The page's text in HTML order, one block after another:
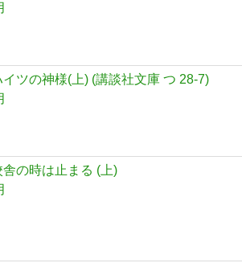
イツの神様(上) (講談社文庫 つ 28-7)
の時は止まる (上)